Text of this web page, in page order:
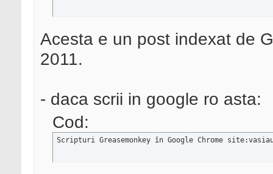
Acesta e un post indexat de
2011.
- daca scrii in google ro asta:
Cod:
Scripturi Greasemonkey în Google Chrome